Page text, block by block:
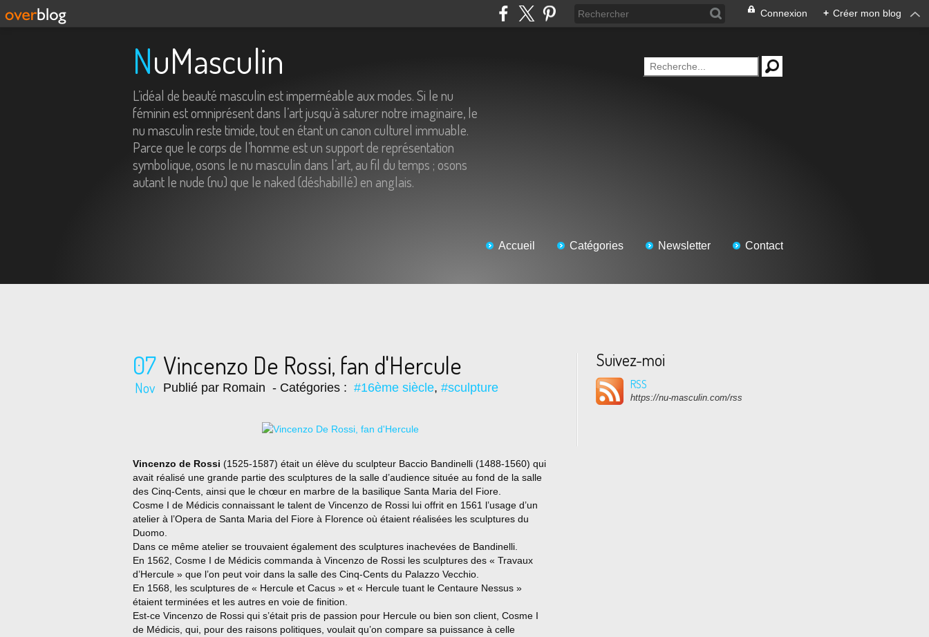
Connexion + Créer mon blog
NuMasculin
L’idéal de beauté masculin est imperméable aux modes. Si le nu
féminin est omniprésent dans l’art jusqu’à saturer notre imaginaire, le
nu masculin reste timide, tout en étant un canon culturel immuable.
Parce que le corps de l’homme est un support de représentation
symbolique, osons le nu masculin dans l’art, au fil du temps ; osons
autant le nude (nu) que le naked (déshabillé) en anglais.
Accueil Catégories Newsletter Contact
07
Nov
Vincenzo De Rossi, fan d'Hercule
Publié par Romain - Catégories : #16ème siècle, #sculpture
Vincenzo de Rossi (1525-1587) était un élève du sculpteur Baccio Bandinelli (1488-1560) qui
avait réalisé une grande partie des sculptures de la salle d’audience située au fond de la salle
des Cinq-Cents, ainsi que le chœur en marbre de la basilique Santa Maria del Fiore.
Cosme I de Médicis connaissant le talent de Vincenzo de Rossi lui offrit en 1561 l’usage d’un
atelier à l’Opera de Santa Maria del Fiore à Florence où étaient réalisées les sculptures du
Duomo.
Dans ce même atelier se trouvaient également des sculptures inachevées de Bandinelli.
En 1562, Cosme I de Médicis commanda à Vincenzo de Rossi les sculptures des « Travaux
d’Hercule » que l’on peut voir dans la salle des Cinq-Cents du Palazzo Vecchio.
En 1568, les sculptures de « Hercule et Cacus » et « Hercule tuant le Centaure Nessus »
étaient terminées et les autres en voie de finition.
Est-ce Vincenzo de Rossi qui s’était pris de passion pour Hercule ou bien son client, Cosme I
de Médicis, qui, pour des raisons politiques, voulait qu’on compare sa puissance à celle
Suivez-moi
RSS
https://nu-masculin.com/rss